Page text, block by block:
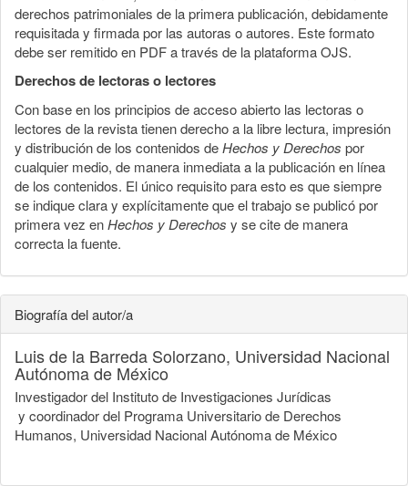
derechos patrimoniales de la primera publicación, debidamente
requisitada y firmada por las autoras o autores. Este formato
debe ser remitido en PDF a través de la plataforma OJS.
Derechos de lectoras o lectores
Con base en los principios de acceso abierto las lectoras o
lectores de la revista tienen derecho a la libre lectura, impresión
y distribución de los contenidos deHechos y Derechos por
cualquier medio, de manera inmediata a la publicación en línea
de los contenidos. El único requisito para esto es que siempre
se indique clara y explícitamente que el trabajo se publicó por
primera vez enHechos y Derechos y se cite de manera
correcta la fuente.
Biografía del autor/a
Luis de la Barreda Solorzano, Universidad Nacional
Autónoma de México
Investigador del Instituto de Investigaciones Jurídicas
y coordinador del Programa Universitario de Derechos
Humanos, Universidad Nacional Autónoma de México